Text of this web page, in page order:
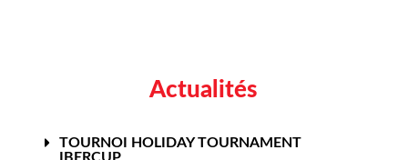
Actualités
TOURNOI HOLIDAY TOURNAMENT